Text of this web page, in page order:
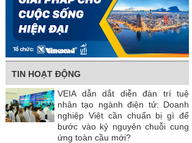
TIN HOẠT ĐỘNG
VEIA dẫn dắt diễn đàn trí tuệ
nhân tạo ngành điện tử: Doanh
nghiệp Việt cần chuẩn bị gì để
bước vào kỷ nguyên chuỗi cung
ứng toàn cầu mới?